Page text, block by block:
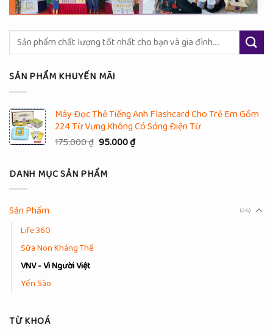
Tìm
kiếm:
SẢN PHẨM KHUYẾN MÃI
Máy Đọc Thẻ Tiếng Anh Flashcard Cho Trẻ Em Gồm
224 Từ Vựng Không Có Sóng Điện Từ
175.000₫ Giá
là:
175.000 ₫.
95.000₫Giá
DANH MỤC SẢN PHẨM
Sản Phẩm (26)
Life 360
Sữa Non Kháng Thể
VNV - Vì Người Việt
Yến Sào
TỪ KHOÁ